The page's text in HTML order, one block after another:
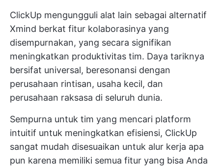
ClickUp mengungguli alat lain sebagai alternatif
Xmind berkat fitur kolaborasinya yang
disempurnakan, yang secara signifikan
meningkatkan produktivitas tim. Daya tariknya
bersifat universal, beresonansi dengan
perusahaan rintisan, usaha kecil, dan
perusahaan raksasa di seluruh dunia.
Sempurna untuk tim yang mencari platform
intuitif untuk meningkatkan efisiensi, ClickUp
sangat mudah disesuaikan untuk alur kerja apa
pun karena memiliki semua fitur yang bisa Anda